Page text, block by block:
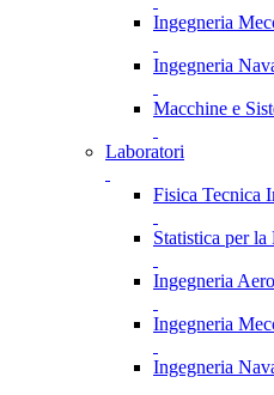
Ingegneria
Ingegneria
Macchine e
Laboratori
Fisica Tecnica
Statistica per
Ingegneria
Ingegneria
Ingegneria